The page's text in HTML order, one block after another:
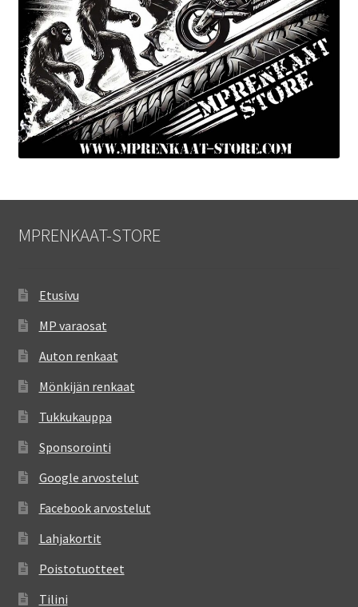
MPRENKAAT-STORE
Etusivu
MP varaosat
Auton renkaat
Mönkijän renkaat
Tukkukauppa
Sponsorointi
Google arvostelut
Facebook arvostelut
Lahjakortit
Poistotuotteet
Tilini